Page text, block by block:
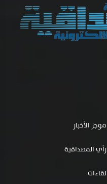
موجز الأخبار
رأي المصداقية
لقاءات